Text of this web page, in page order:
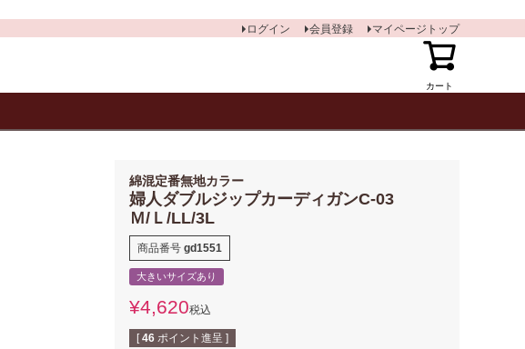
カート
ログイン 会員登録 マイページトップ
綿混定番無地カラー
婦人ダブルジップカーディガンC-03
Ｍ/Ｌ/LL/3L
商品番号 gd1551
大きいサイズあり
¥4,620税込
[ 46 ポイント進呈 ]